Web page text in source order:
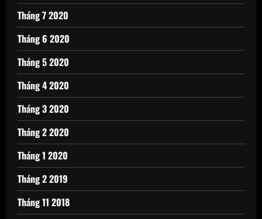
Tháng 7 2020
Tháng 6 2020
Tháng 5 2020
Tháng 4 2020
Tháng 3 2020
Tháng 2 2020
Tháng 1 2020
Tháng 2 2019
Tháng 11 2018